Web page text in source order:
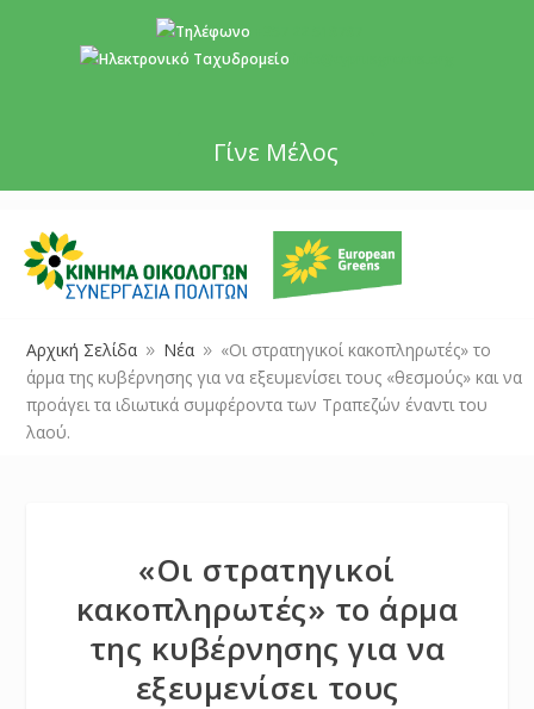
Γίνε Μέλος
Αρχική Σελίδα 9 Νέα 9 «Οι στρατηγικοί κακοπληρωτές» το
άρμα της κυβέρνησης για να εξευμενίσει τους «θεσμούς» και να
προάγει τα ιδιωτικά συμφέροντα των Τραπεζών έναντι του
λαού.
«Οι στρατηγικοί
κακοπληρωτές» το άρμα
της κυβέρνησης για να
εξευμενίσει τους